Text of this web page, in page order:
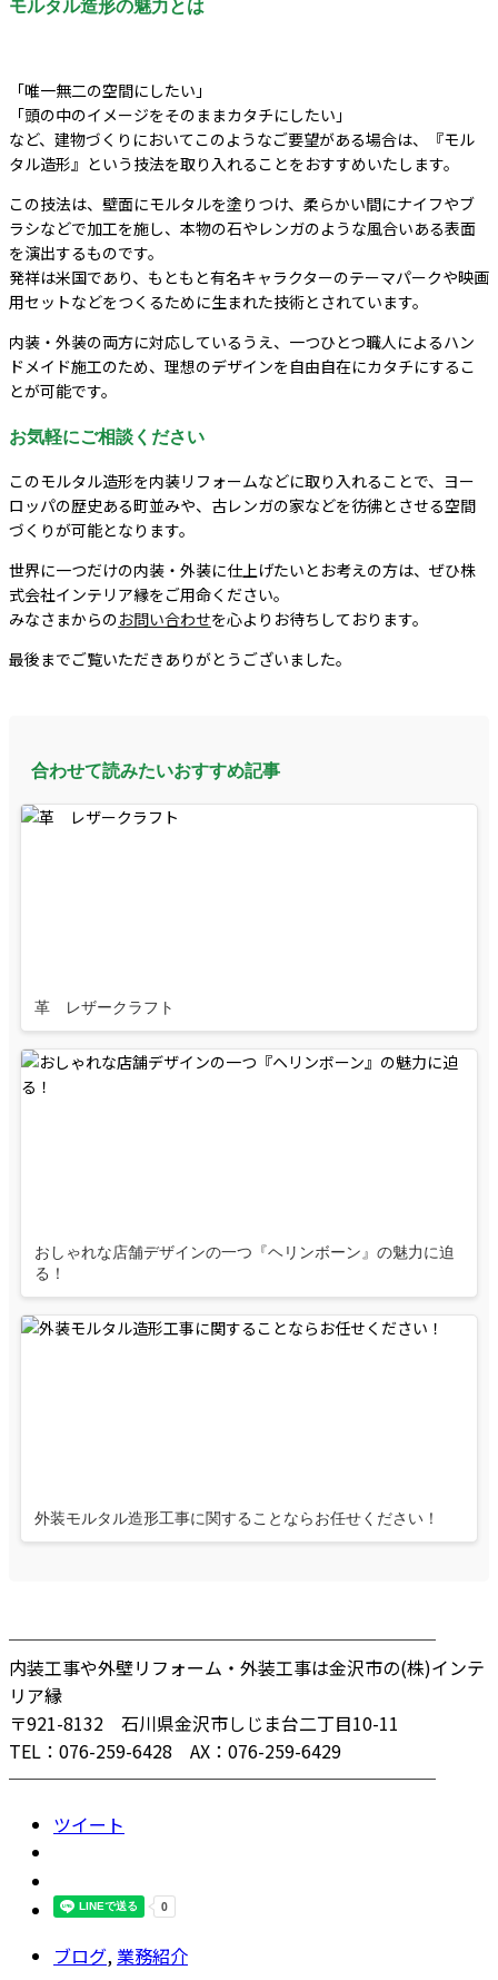
モルタル造形の魅力とは
「唯一無二の空間にしたい」
「頭の中のイメージをそのままカタチにしたい」
など、建物づくりにおいてこのようなご要望がある場合は、『モル
タル造形』という技法を取り入れることをおすすめいたします。
この技法は、壁面にモルタルを塗りつけ、柔らかい間にナイフやブ
ラシなどで加工を施し、本物の石やレンガのような風合いある表面
を演出するものです。
発祥は米国であり、もともと有名キャラクターのテーマパークや映画
用セットなどをつくるために生まれた技術とされています。
内装・外装の両方に対応しているうえ、一つひとつ職人によるハン
ドメイド施工のため、理想のデザインを自由自在にカタチにするこ
とが可能です。
お気軽にご相談ください
このモルタル造形を内装リフォームなどに取り入れることで、ヨー
ロッパの歴史ある町並みや、古レンガの家などを彷彿とさせる空間
づくりが可能となります。
世界に一つだけの内装・外装に仕上げたいとお考えの方は、ぜひ株
式会社インテリア縁をご用命ください。
みなさまからのお問い合わせを心よりお待ちしております。
最後までご覧いただきありがとうございました。
合わせて読みたいおすすめ記事
革 レザークラフト
おしゃれな店舗デザインの一つ『ヘリンボーン』の魅力に迫
る！
外装モルタル造形工事に関することならお任せください！
────────────────────────
内装工事や外壁リフォーム・外装工事は金沢市の(株)インテ
リア縁
〒921-8132 石川県金沢市しじま台二丁目10-11
TEL：076-259-6428 AX：076-259-6429
────────────────────────
ツイート
ブログ, 業務紹介